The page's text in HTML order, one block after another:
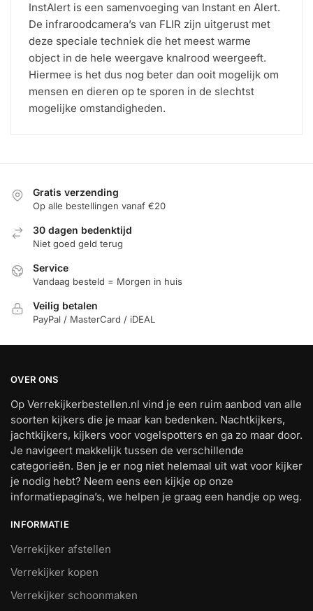
InstAlert is een samenvoeging van Instant en Alert.
De infraroodcamera’s van FLIR zijn uitgerust met
deze speciale techniek die het meest warme
object in de hele weergave knalrood weergeeft.
Hiermee is het dus nog beter dan ooit mogelijk om
mensen en dieren op te sporen in de slechtst
mogelijke omstandigheden.
Gratis verzending
Op alle bestellingen vanaf €20
30 dagen bedenktijd
Niet goed geld terug
Service
Vandaag besteld = Morgen in huis
Veilig betalen
PayPal / MasterCard / iDEAL
OVER ONS
Op Verrekijkerbestellen.nl vind je een ruim aanbod van alle
soorten kijkers die je maar kan bedenken. Nachtkijkers,
jachtkijkers, kijkers voor vogelspotters en ga zo maar door.
Je navigeert makkelijk tussen de verschillende
categorieën. Ben je er nog niet helemaal uit wat voor kijker
je nodig hebt? Neem eens een kijkje op onze
informatiepagina’s, we helpen je graag een handje op weg.
INFORMATIE
Verrekijker afstellen
Verrekijker kopen
Verrekijker schoonmaken